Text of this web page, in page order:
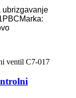
ubrizgavanje
Marka: